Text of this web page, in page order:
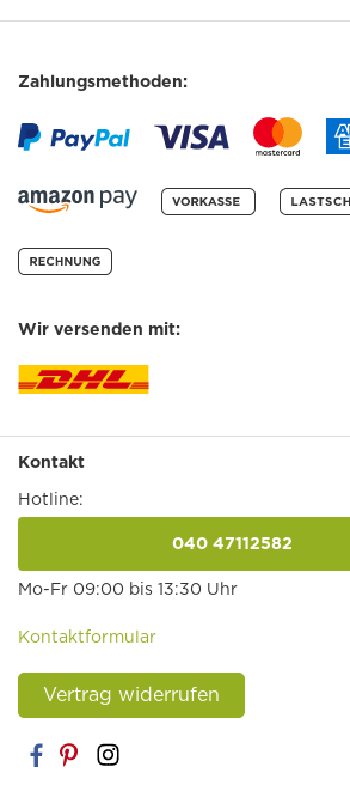
Zahlungsmethoden:
Wir versenden mit:
Kontakt
Hotline:
040 47112582
Mo-Fr 09:00 bis 13:30 Uhr
Kontaktformular
Vertrag widerrufen